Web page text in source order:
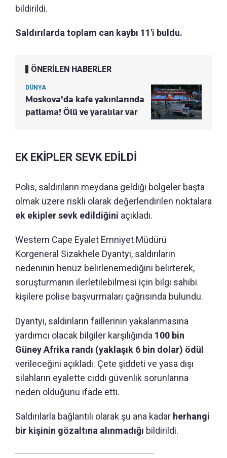
bildirildi.
Saldırılarda toplam can kaybı 11'i buldu.
ÖNERİLEN HABERLER
DÜNYA
Moskova'da kafe yakınlarında
patlama! Ölü ve yaralılar var
EK EKİPLER SEVK EDİLDİ
Polis, saldırıların meydana geldiği bölgeler başta
olmak üzere riskli olarak değerlendirilen noktalara
ek ekipler sevk edildiğini açıkladı.
Western Cape Eyalet Emniyet Müdürü
Korgeneral Sizakhele Dyantyi, saldırıların
nedeninin henüz belirlenemediğini belirterek,
soruşturmanın ilerletilebilmesi için bilgi sahibi
kişilere polise başvurmaları çağrısında bulundu.
Dyantyi, saldırıların faillerinin yakalanmasına
yardımcı olacak bilgiler karşılığında 100 bin
Güney Afrika randı (yaklaşık 6 bin dolar) ödül
verileceğini açıkladı. Çete şiddeti ve yasa dışı
silahların eyalette ciddi güvenlik sorunlarına
neden olduğunu ifade etti.
Saldırılarla bağlantılı olarak şu ana kadar herhangi
bir kişinin gözaltına alınmadığı bildirildi.